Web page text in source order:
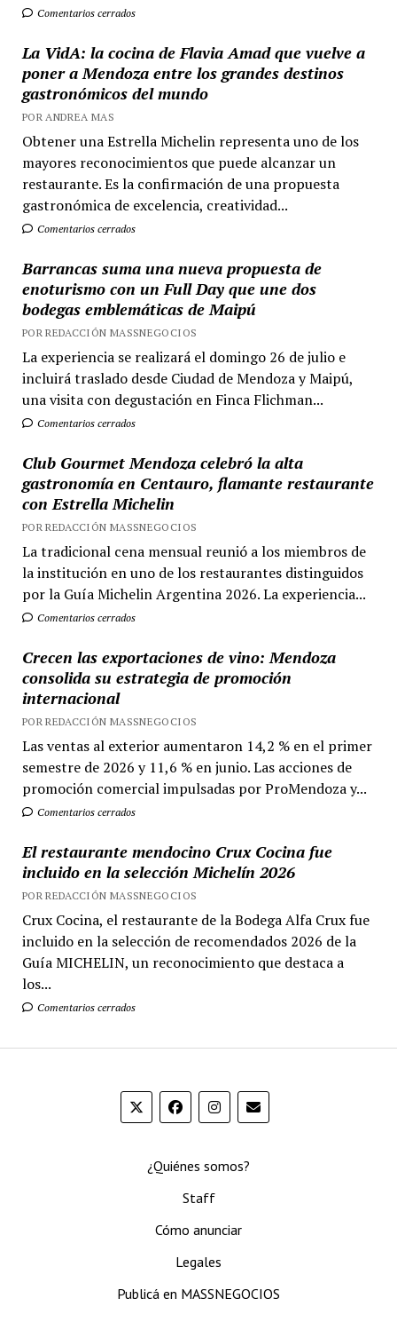
Comentarios cerrados
La VidA: la cocina de Flavia Amad que vuelve a
poner a Mendoza entre los grandes destinos
gastronómicos del mundo
POR ANDREA MAS
Obtener una Estrella Michelin representa uno de los
mayores reconocimientos que puede alcanzar un
restaurante. Es la confirmación de una propuesta
gastronómica de excelencia, creatividad...
Comentarios cerrados
Barrancas suma una nueva propuesta de
enoturismo con un Full Day que une dos
bodegas emblemáticas de Maipú
POR REDACCIÓN MASSNEGOCIOS
La experiencia se realizará el domingo 26 de julio e
incluirá traslado desde Ciudad de Mendoza y Maipú,
una visita con degustación en Finca Flichman...
Comentarios cerrados
Club Gourmet Mendoza celebró la alta
gastronomía en Centauro, flamante restaurante
con Estrella Michelin
POR REDACCIÓN MASSNEGOCIOS
La tradicional cena mensual reunió a los miembros de
la institución en uno de los restaurantes distinguidos
por la Guía Michelin Argentina 2026. La experiencia...
Comentarios cerrados
Crecen las exportaciones de vino: Mendoza
consolida su estrategia de promoción
internacional
POR REDACCIÓN MASSNEGOCIOS
Las ventas al exterior aumentaron 14,2 % en el primer
semestre de 2026 y 11,6 % en junio. Las acciones de
promoción comercial impulsadas por ProMendoza y...
Comentarios cerrados
El restaurante mendocino Crux Cocina fue
incluido en la selección Michelín 2026
POR REDACCIÓN MASSNEGOCIOS
Crux Cocina, el restaurante de la Bodega Alfa Crux fue
incluido en la selección de recomendados 2026 de la
Guía MICHELIN, un reconocimiento que destaca a
los...
Comentarios cerrados
¿Quiénes somos?
Staff
Cómo anunciar
Legales
Publicá en MASSNEGOCIOS